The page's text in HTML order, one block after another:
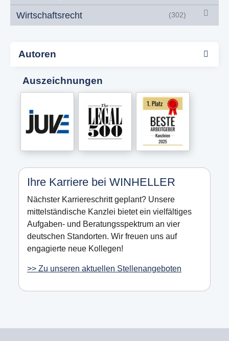
Wirtschaftsrecht (302)
Autoren
Auszeichnungen
Ihre Karriere bei WINHELLER
Nächster Karriereschritt geplant? Unsere
mittelständische Kanzlei bietet ein vielfältiges
Aufgaben- und Beratungsspektrum an vier
deutschen Standorten. Wir freuen uns auf
engagierte neue Kollegen!
>> Zu unseren aktuellen Stellenangeboten